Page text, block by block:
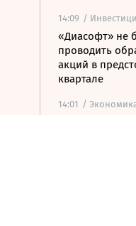
14:09 /
«Диасофт» не
проводить
акций в
квартале
14:01 / Экономика